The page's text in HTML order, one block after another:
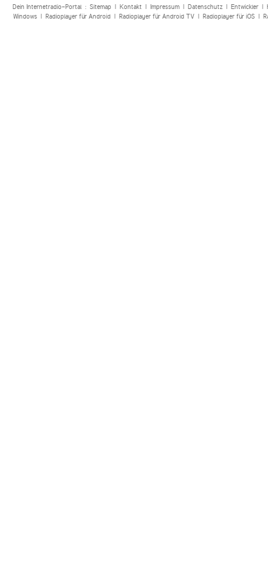
Dein Internetradio-Portal : Sitemap| Kontakt| Impressum| Datenschutz| Entwickler|
Windows| Radioplayer für Android| Radioplayer für Android TV| Radioplayer für iOS|